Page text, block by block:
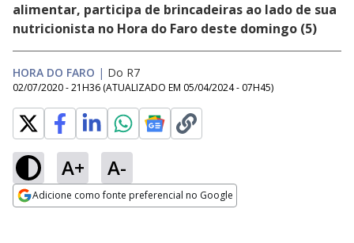
alimentar, participa de brincadeiras ao lado de sua
nutricionista no Hora do Faro deste domingo (5)
HORA DO FARO | Do R7
02/07/2020 - 21H36 (ATUALIZADO EM 05/04/2024 - 07H45)
A+ A-
Adicione como fonte preferencial no Google